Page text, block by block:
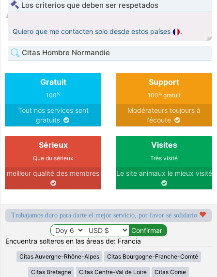
Los criterios que deben ser respetados
Quiero que me contacten solo desde estos países .
Citas Hombre Normandie
Gratuit
100%
Tout nos services sont
gratuits
Support
100%gratuit
Modérateurs toujours à
l'écoute
Sérieux
Que du sérieux
meilleur qualité des membres
Visites
Très visité
Le site animaux le mieux visité
Trabajamos duro para darte el mejor servicio, por favor sé solidario
Encuentra solteros en las áreas de: Francia
Citas Auvergne-Rhône-Alpes Citas Bourgogne-Franche-Comté
Citas Bretagne Citas Centre-Val de Loire Citas Corse